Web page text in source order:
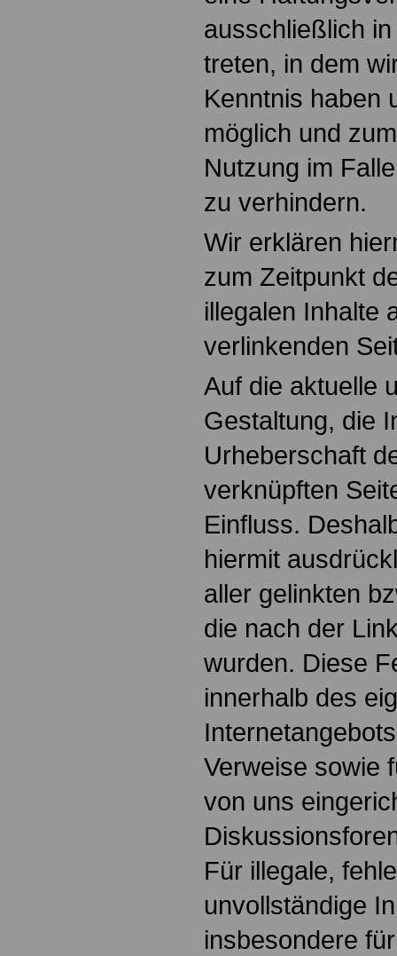
ausschließlich
treten, in dem
Kenntnis haben
möglich und
Nutzung im
zu verhindern.
Wir erklären
zum Zeitpunkt
illegalen Inhalte
verlinkenden
Auf die aktuelle
Gestaltung, die
Urheberschaft
verknüpften
Einfluss.
hiermit
aller gelinkten
die nach der
wurden. Diese
innerhalb des
Verweise sowie
von uns
Für illegale,
unvollständige
insbesondere